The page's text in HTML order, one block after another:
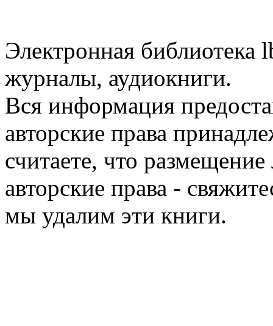
Электронная библиотека
журналы, аудиокниги.
Вся информация
авторские права
считаете, что
авторские права -
мы удалим эти книги.